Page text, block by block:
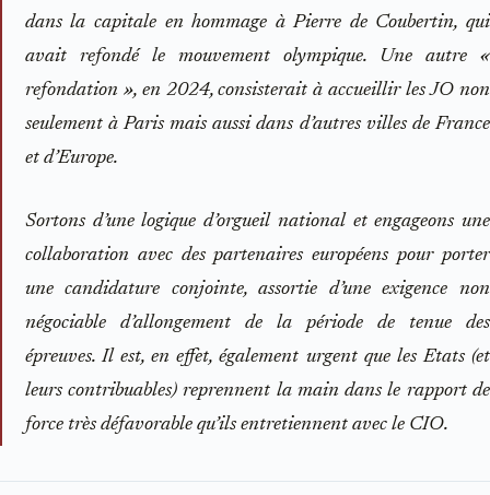
dans la capitale en hommage à Pierre de Coubertin, qui
avait refondé le mouvement olympique. Une autre «
refondation », en 2024, consisterait à accueillir les JO non
seulement à Paris mais aussi dans d’autres villes de France
et d’Europe.
Sortons d’une logique d’orgueil national et engageons une
collaboration avec des partenaires européens pour porter
une candidature conjointe, assortie d’une exigence non
négociable d’allongement de la période de tenue des
épreuves. Il est, en effet, également urgent que les Etats (et
leurs contribuables) reprennent la main dans le rapport de
force très défavorable qu’ils entretiennent avec le CIO.